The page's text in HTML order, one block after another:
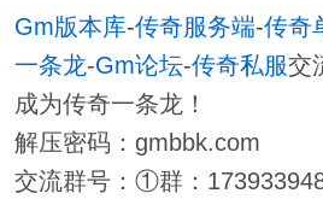
Gm版本库-传奇服务端-传奇
一条龙-Gm论坛-传奇私服交
成为传奇一条龙！
解压密码：gmbbk.com
交流群号：①群：